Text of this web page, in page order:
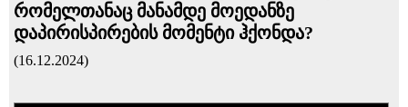
რომელთანაც მანამდე მოედანზე
დაპირისპირების მომენტი ჰქონდა?
(16.12.2024)